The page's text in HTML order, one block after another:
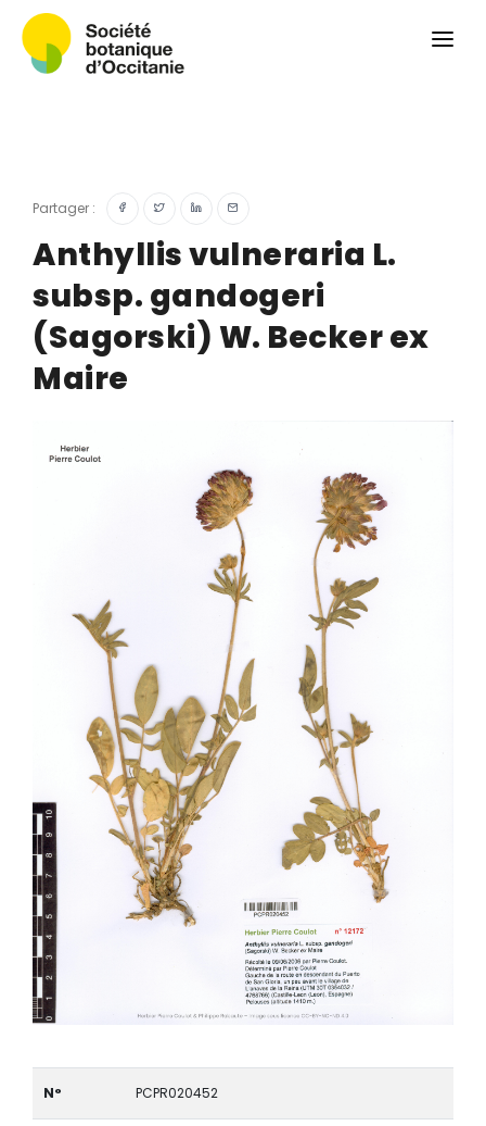
Herbier PCPR
Ressources
Actualités et calendrier
Contact
Partager :
Anthyllis vulneraria L.
subsp. gandogeri
(Sagorski) W. Becker ex
Maire
N° PCPR020452